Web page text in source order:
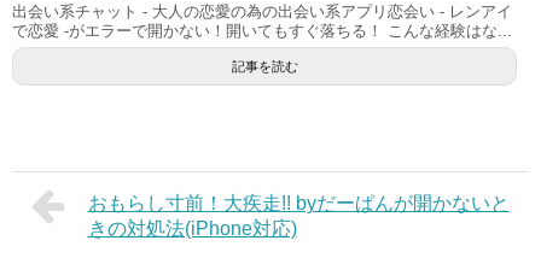
出会い系チャット - 大人の恋愛の為の出会い系アプリ恋会い - レンアイ
で恋愛 -がエラーで開かない！開いてもすぐ落ちる！ こんな経験はな...
記事を読む
おもらし寸前！大疾走!! byだーぱんが開かないと
きの対処法(iPhone対応)